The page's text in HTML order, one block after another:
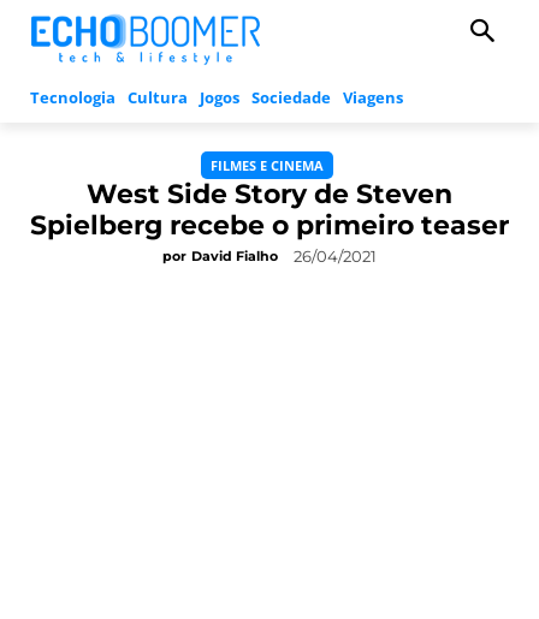
Tecnologia Cultura Jogos Sociedade Viagens
FILMES E CINEMA
West Side Story de Steven
Spielberg recebe o primeiro teaser
por David Fialho 26/04/2021